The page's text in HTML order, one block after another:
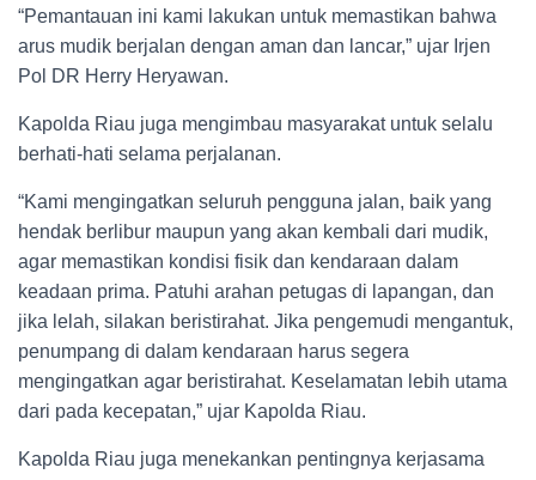
“Pemantauan ini kami lakukan untuk memastikan bahwa
arus mudik berjalan dengan aman dan lancar,” ujar Irjen
Pol DR Herry Heryawan.
Kapolda Riau juga mengimbau masyarakat untuk selalu
berhati-hati selama perjalanan.
“Kami mengingatkan seluruh pengguna jalan, baik yang
hendak berlibur maupun yang akan kembali dari mudik,
agar memastikan kondisi fisik dan kendaraan dalam
keadaan prima. Patuhi arahan petugas di lapangan, dan
jika lelah, silakan beristirahat. Jika pengemudi mengantuk,
penumpang di dalam kendaraan harus segera
mengingatkan agar beristirahat. Keselamatan lebih utama
dari pada kecepatan,” ujar Kapolda Riau.
Kapolda Riau juga menekankan pentingnya kerjasama